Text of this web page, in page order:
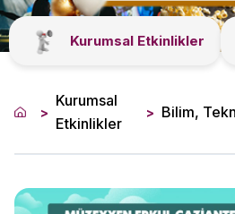
Kurumsal Etkinlikler
>
Kurumsal
Etkinlikler
>